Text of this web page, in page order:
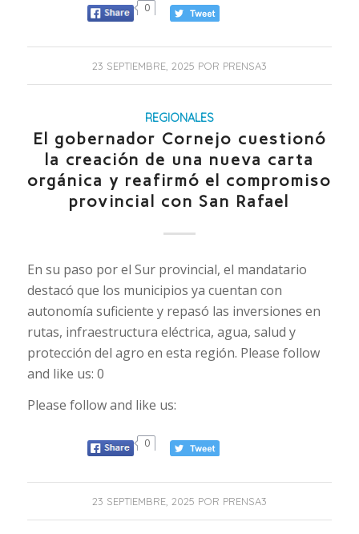
0
23 SEPTIEMBRE, 2025 POR PRENSA3
REGIONALES
El gobernador Cornejo cuestionó
la creación de una nueva carta
orgánica y reafirmó el compromiso
provincial con San Rafael
En su paso por el Sur provincial, el mandatario
destacó que los municipios ya cuentan con
autonomía suficiente y repasó las inversiones en
rutas, infraestructura eléctrica, agua, salud y
protección del agro en esta región. Please follow
and like us: 0
Please follow and like us:
0
23 SEPTIEMBRE, 2025 POR PRENSA3